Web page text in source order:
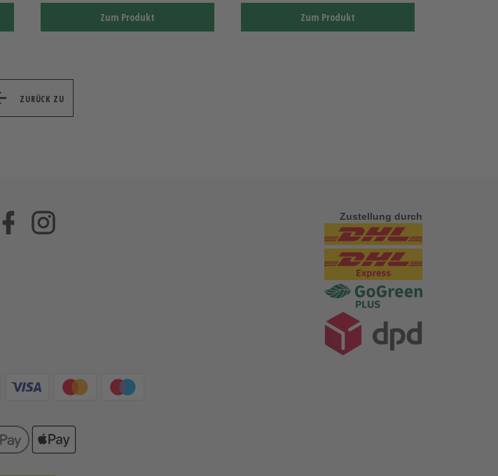
Zum Produkt
Zum Produkt
ZURÜCK ZU
Facebook Zustellung durch
Zahlungsarten